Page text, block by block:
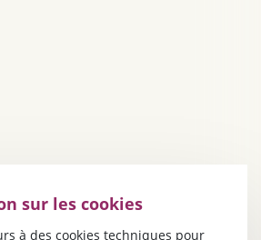
sur les cookies
à des cookies techniques pour